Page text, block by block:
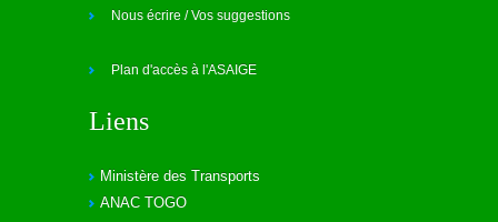
Nous écrire / Vos suggestions
Plan d'accès à l'ASAIGE
Liens
Ministère des Transports
ANAC TOGO